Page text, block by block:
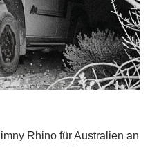
Rhino für Australien an